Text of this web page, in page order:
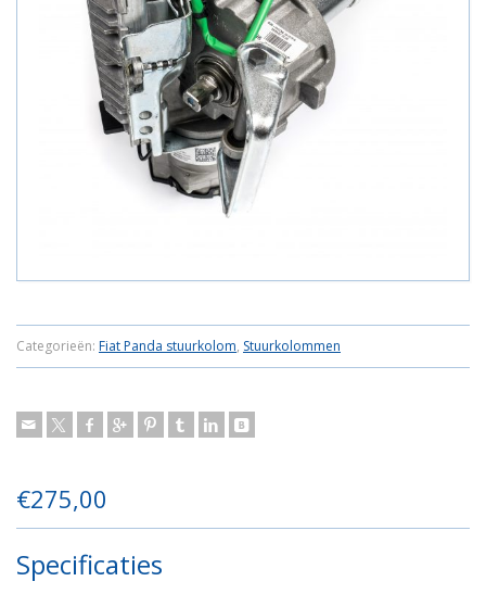
Categorieën: Fiat Panda stuurkolom, Stuurkolommen
€275,00
Specificaties